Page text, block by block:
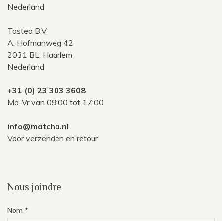
Nederland
Tastea B.V
A. Hofmanweg 42
2031 BL, Haarlem
Nederland
+31 (0) 23 303 3608
Ma-Vr van 09:00 tot 17:00
info@matcha.nl
Voor verzenden en retour
Nous joindre
Nom *